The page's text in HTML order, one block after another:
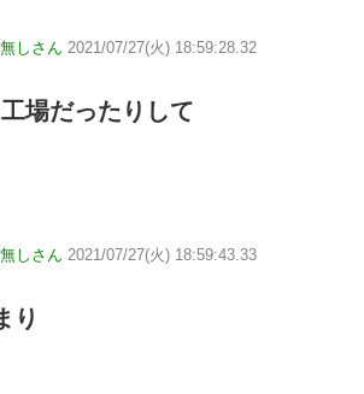
しさん 2021/07/27(火) 18:59:28.32
場だったりして
しさん 2021/07/27(火) 18:59:43.33
り